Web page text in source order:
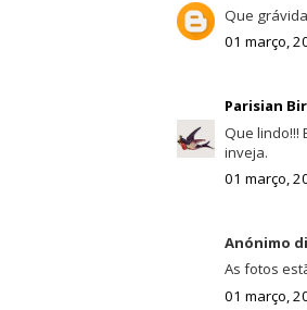
Que
01 março,
Parisian
Que lindo!!!
inveja.
01 março,
Anónimo
As fotos
01 março,